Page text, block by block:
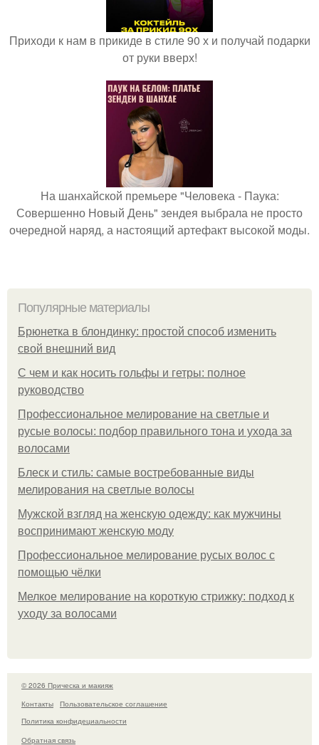
Приходи к нам в прикиде в стиле 90 х и получай подарки
от руки вверх!
На шанхайской премьере "Человека - Паука:
Совершенно Новый День" зендея выбрала не просто
очередной наряд, а настоящий артефакт высокой моды.
Популярные материалы
Брюнетка в блондинку: простой способ изменить
свой внешний вид
С чем и как носить гольфы и гетры: полное
руководство
Профессиональное мелирование на светлые и
русые волосы: подбор правильного тона и ухода за
волосами
Блеск и стиль: самые востребованные виды
мелирования на светлые волосы
Мужской взгляд на женскую одежду: как мужчины
воспринимают женскую моду
Профессиональное мелирование русых волос с
помощью чёлки
Мелкое мелирование на короткую стрижку: подход к
уходу за волосами
© 2026 Прическа и макияж
Контакты
Пользовательское соглашение
Политика конфидециальности
Обратная связь